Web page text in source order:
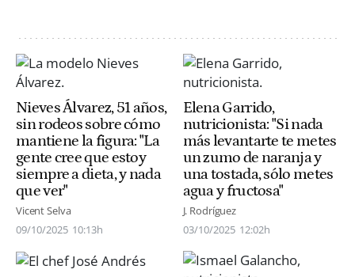
Nieves Álvarez, 51 años,
sin rodeos sobre cómo
mantiene la figura: "La
gente cree que estoy
siempre a dieta, y nada
que ver"
Vicent Selva
09/10/2025 10:13h
Elena Garrido,
nutricionista: "Si nada
más levantarte te metes
un zumo de naranja y
una tostada, sólo metes
agua y fructosa"
J. Rodríguez
03/10/2025 12:02h